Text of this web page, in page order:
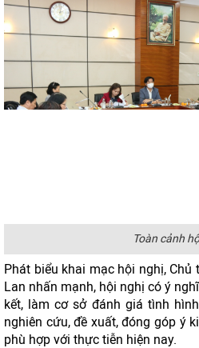
Toàn cảnh
Phát biểu khai mạc hội nghị, Chủ
Lan nhấn mạnh, hội nghị có ý
kết, làm cơ sở đánh giá tình
nghiên cứu, đề xuất, đóng góp ý
phù hợp với thực tiễn hiện nay.